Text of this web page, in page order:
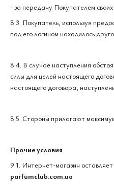
- за передачу Покупателем
8.3. Покупатель, используя
под его логином находилось
8.4. В случае наступления
силы для целей настоящего
настоящего договора,
8.5. Стороны прилагают
Прочие условия
9.1. Интернет-магазин
parfumclub.com.ua